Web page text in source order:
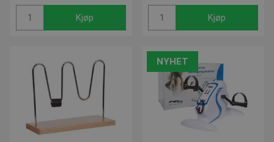
Kjøp Kjøp
NYHET